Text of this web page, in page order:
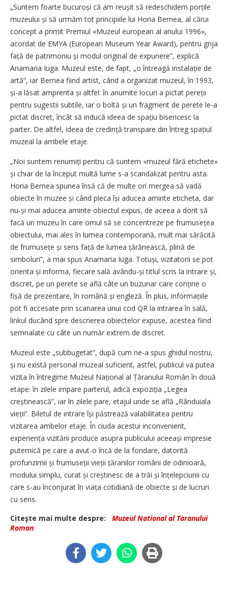
„Suntem foarte bucuroși că am reușit să redeschidem porțile
muzeului și să urmăm tot principiile lui Horia Bernea, al cărui
concept a primit Premiul «Muzeul european al anului 1996»,
acordat de EMYA (European Museum Year Award), pentru grija
față de patrimoniu și modul original de expunere”, explică
Anamaria Iuga. Muzeul este, de fapt, „o întreagă instalație de
artă”, iar Bernea fiind artist, când a organizat muzeul, în 1993,
și-a lăsat amprenta și altfel: în anumite locuri a pictat pereții
pentru sugestii subtile, iar o boltă și un fragment de perete le-a
pictat discret, încât să inducă ideea de spațiu bisericesc la
parter. De altfel, ideea de credință transpare din întreg spațiul
muzeal la ambele etaje.
„Noi suntem renumiți pentru că suntem «muzeul fără etichete»
și chiar de la început multă lume s-a scandalizat pentru asta.
Horia Bernea spunea însă că de multe ori mergea să vadă
obiecte în muzee și când pleca își aducea aminte eticheta, dar
nu-și mai aducea aminte obiectul expus, de aceea a dorit să
facă un muzeu în care omul să se concentreze pe frumusețea
obiectului, mai ales în lumea contemporană, mult mai sărăcită
de fru­mu­sețe și sens față de lumea țără­nească, plină de
simboluri”, a mai spus Anamaria Iuga. Totuși, vizitatorii se pot
orienta și informa, fiecare sală avându-și titlul scris la intrare și,
discret, pe un perete se află câte un buzunar care conține o
fișă de prezentare, în română și engleză. În plus, informațiile
pot fi accesate prin scanarea unui cod QR la intrarea în sală,
linkul ducând spre descrierea obiectelor expuse, acestea fiind
semnalate cu câte un număr extrem de discret.
Muzeul este „subbugetat”, după cum ne-a spus ghidul nostru,
și nu există personal muzeal suficient, astfel, publicul va putea
vizita în întregime Muzeul Național al Țăranului Român în două
etape: în zilele impare parterul, adică expoziția „Legea
creștinească”, iar în zilele pare, etajul unde se află „Rânduiala
vieții”. Biletul de intrare își păstrează valabilitatea pentru
vizitarea ambelor etaje. În ciuda acestui inconvenient,
experiența vizitării produce asupra publicului aceeași impresie
puternică pe care a avut-o încă de la fondare, datorită
profunzimii și frumuseții vieții țăranilor români de odinioară,
modului simplu, curat și creștinesc de a trăi și înțelepciunii cu
care s-au înconjurat în viața cotidiană de obiecte și de lucruri
cu sens.
Citeşte mai multe despre:
Muzeul National al Taranului
Roman